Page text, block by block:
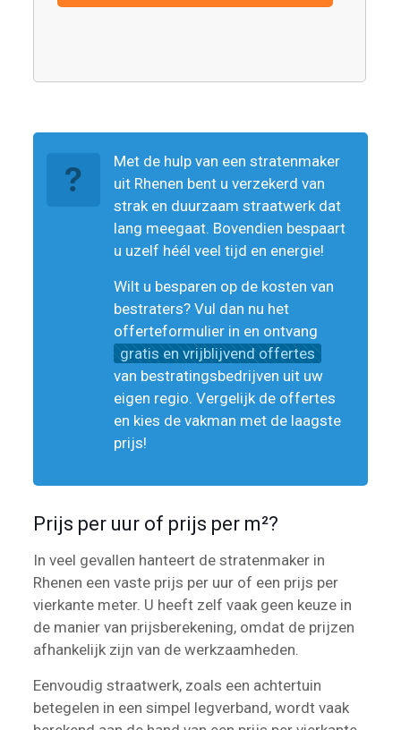
Met de hulp van een stratenmaker
uit Rhenen bent u verzekerd van
strak en duurzaam straatwerk dat
lang meegaat. Bovendien bespaart
u uzelf héél veel tijd en energie!
Wilt u besparen op de kosten van
bestraters? Vul dan nu het
offerteformulier in en ontvang
gratis en vrijblijvend offertes
van bestratingsbedrijven uit uw
eigen regio. Vergelijk de offertes
en kies de vakman met de laagste
prijs!
Prijs per uur of prijs per m²?
In veel gevallen hanteert de stratenmaker in
Rhenen een vaste prijs per uur of een prijs per
vierkante meter. U heeft zelf vaak geen keuze in
de manier van prijsberekening, omdat de prijzen
afhankelijk zijn van de werkzaamheden.
Eenvoudig straatwerk, zoals een achtertuin
betegelen in een simpel legverband, wordt vaak